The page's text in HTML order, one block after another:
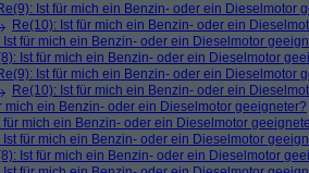
Ist für mich ein Benzin- oder ein Dieselmotor
Re(10): Ist für mich ein Benzin- oder ein
Ist für mich ein Benzin- oder ein Dieselmotor
Ist für mich ein Benzin- oder ein Dieselmotor
Ist für mich ein Benzin- oder ein Dieselmotor
Re(10): Ist für mich ein Benzin- oder ein
mich ein Benzin- oder ein Dieselmotor geeigneter?
für mich ein Benzin- oder ein Dieselmotor
Ist für mich ein Benzin- oder ein Dieselmotor
Ist für mich ein Benzin- oder ein Dieselmotor